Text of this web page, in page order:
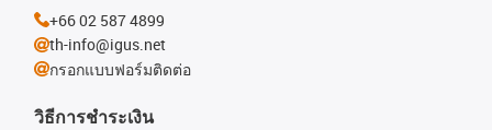
วิธีการชำระเงิน
+66 02 587 4899
th-info@igus.net
กรอกแบบฟอร์มติดต่อ